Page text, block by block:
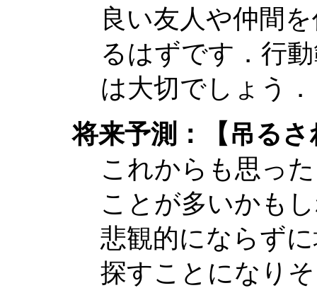
良い友人や仲間
るはずです．行
は大切でしょう．
将来予測：【吊る
これからも思っ
ことが多いかも
悲観的にならず
探すことになり